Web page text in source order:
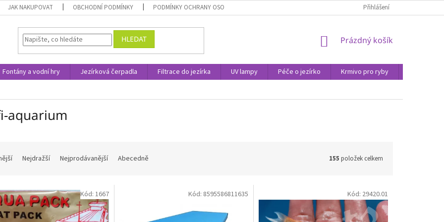
JAK NAKUPOVAT OBCHODNÍ PODMÍNKY PODMÍNKY OCHRANY OSOBNÍCH ÚDAJŮ Přihlášení
HLEDAT
NÁKUPNÍ
Prázdný košík
Fontány a vodní hry Jezírková čerpadla Filtrace do jezírka UV lampy Péče o jezírko Krmivo pro ryby
aquarium
Nejdražší Nejprodávanější Abecedně 155 položek celkem
Kód: 1667 Kód: 8595586811635 Kód: 29420.01